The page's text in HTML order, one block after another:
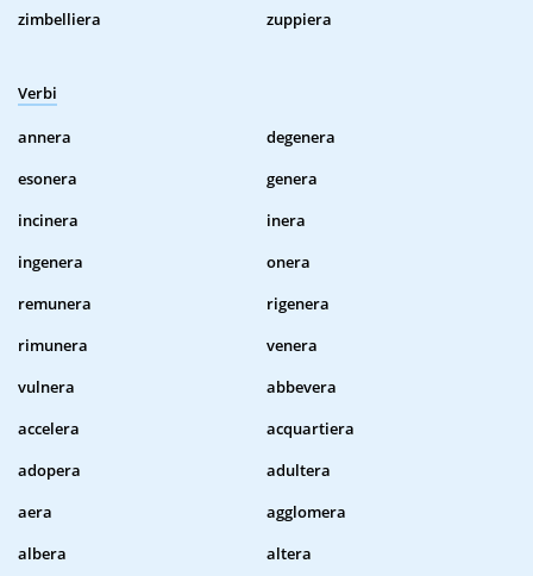
zimbelliera
zuppiera
Verbi
annera
degenera
esonera
genera
incinera
inera
ingenera
onera
remunera
rigenera
rimunera
venera
vulnera
abbevera
accelera
acquartiera
adopera
adultera
aera
agglomera
albera
altera